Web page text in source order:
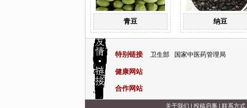
青豆 纳豆
特别链接 卫生部 国家中医药管理局
健康网站
合作网站
关于我们 投稿启事| 联系方式|